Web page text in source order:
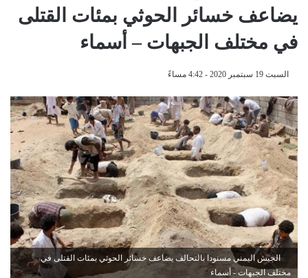
يضاعف خسائر الحوثي بمئات القتلى
في مختلف الجبهات – أسماء
السبت 19 سبتمبر 2020 - 4:42 مساءً
الجيش اليمني مسنودا بالتحالف يضاعف خسائر الحوثي بمئات القتلى في
مختلف الجبهات - أسماء